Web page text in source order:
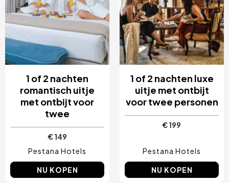
1 of 2 nachten
romantisch uitje
met ontbijt voor
twee
€ 149
Pestana Hotels
NU KOPEN
1 of 2 nachten luxe
uitje met ontbijt
voor twee personen
€ 199
Pestana Hotels
NU KOPEN